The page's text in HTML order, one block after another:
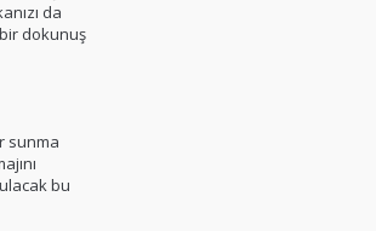
da
dokunuş
sunma
bu